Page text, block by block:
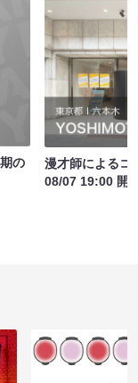
の
漫才師によるコ
08/07 19:00 開